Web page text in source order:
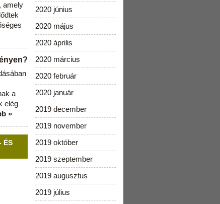
amely
a
elég
»
ÉS
2020 június
2020 május
2020 április
2020 március
2020 február
2020 január
2019 december
2019 november
2019 október
2019 szeptember
2019 augusztus
2019 július